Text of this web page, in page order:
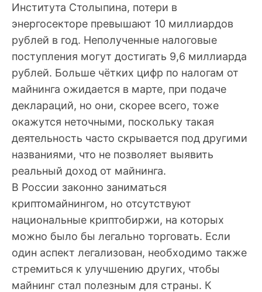
Института Столыпина, потери в
энергосекторе превышают 10 миллиардов
рублей в год. Неполученные налоговые
поступления могут достигать 9,6 миллиарда
рублей. Больше чётких цифр по налогам от
майнинга ожидается в марте, при подаче
деклараций, но они, скорее всего, тоже
окажутся неточными, поскольку такая
деятельность часто скрывается под другими
названиями, что не позволяет выявить
реальный доход от майнинга.
В России законно заниматься
криптомайнингом, но отсутствуют
национальные криптобиржи, на которых
можно было бы легально торговать. Если
один аспект легализован, необходимо также
стремиться к улучшению других, чтобы
майнинг стал полезным для страны. К